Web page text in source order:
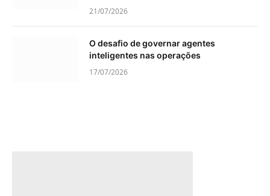
21/07/2026
O desafio de governar agentes
inteligentes nas operações
17/07/2026